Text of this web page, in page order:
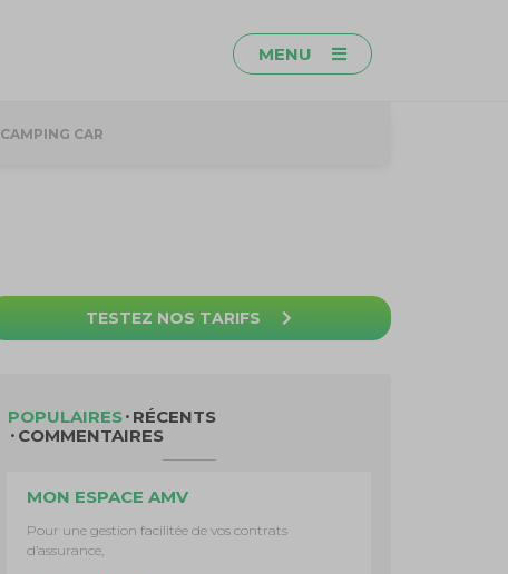
MENU
CAMPING CAR
TESTEZ NOS TARIFS
POPULAIRES RÉCENTS
COMMENTAIRES
MON ESPACE AMV
Pour une gestion facilitée de vos contrats
d’assurance,